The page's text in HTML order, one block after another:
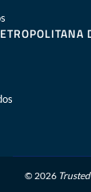
© 2026